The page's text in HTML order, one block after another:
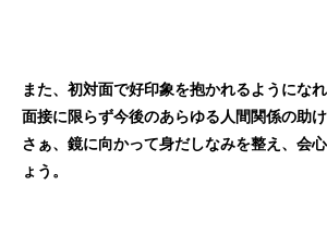
また、初対面で好印象を抱かれるようになれ
面接に限らず今後のあらゆる人間関係の助け
さぁ、鏡に向かって身だしなみを整え、会
ょう。